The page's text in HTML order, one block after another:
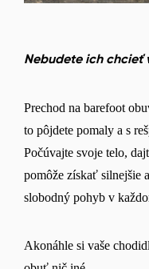
Nebudete ich chcieť
Prechod na barefoot
to pôjdete pomaly a s
Počúvajte svoje telo,
pomôže získať silnejšie
slobodný pohyb v
Akonáhle si vaše